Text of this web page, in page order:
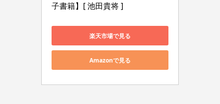
子書籍】[ 池田貴将 ]
楽天市場で見る
Amazonで見る